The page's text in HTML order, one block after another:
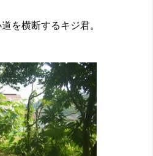
を横断するキジ君。